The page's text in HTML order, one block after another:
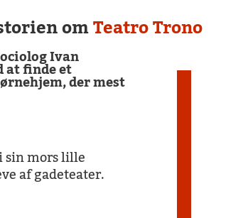
omTeatro Trono
Ivan
at finde etder mest
sin mors lille
af gadeteater.